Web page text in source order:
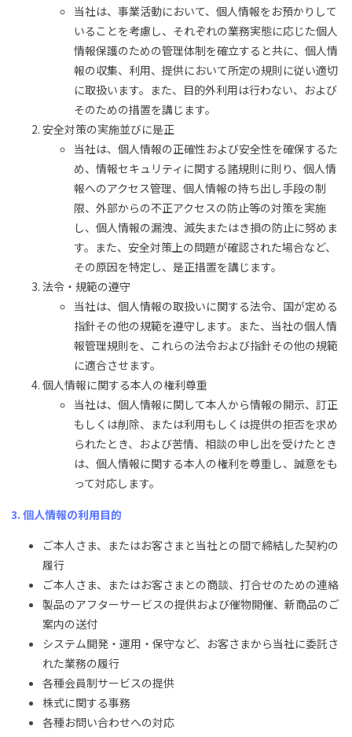
当社は、事業活動において、個人情報をお預かりして
いることを考慮し、それぞれの業務実態に応じた個人
情報保護のための管理体制を確立すると共に、個人情
報の収集、利用、提供において所定の規則に従い適切
に取扱います。また、目的外利用は行わない、および
そのための措置を講じます。
安全対策の実施並びに是正
当社は、個人情報の正確性および安全性を確保するた
め、情報セキュリティに関する諸規則に則り、個人情
報へのアクセス管理、個人情報の持ち出し手段の制
限、外部からの不正アクセスの防止等の対策を実施
し、個人情報の漏洩、滅失またはき損の防止に努めま
す。また、安全対策上の問題が確認された場合など、
その原因を特定し、是正措置を講じます。
法令・規範の遵守
当社は、個人情報の取扱いに関する法令、国が定める
指針その他の規範を遵守します。また、当社の個人情
報管理規則を、これらの法令および指針その他の規範
に適合させます。
個人情報に関する本人の権利尊重
当社は、個人情報に関して本人から情報の開示、訂正
もしくは削除、または利用もしくは提供の拒否を求め
られたとき、および苦情、相談の申し出を受けたとき
は、個人情報に関する本人の権利を尊重し、誠意をも
って対応します。
3. 個人情報の利用目的
ご本人さま、またはお客さまと当社との間で締結した契約の
履行
ご本人さま、またはお客さまとの商談、打合せのための連絡
製品のアフターサービスの提供および催物開催、新商品のご
案内の送付
システム開発・運用・保守など、お客さまから当社に委託さ
れた業務の履行
各種会員制サービスの提供
株式に関する事務
各種お問い合わせへの対応